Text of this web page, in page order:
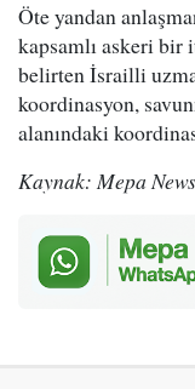
Öte yandan
kapsamlı askeri
belirten İsrailli
koordinasyon,
alanındaki
Kaynak: Mepa News